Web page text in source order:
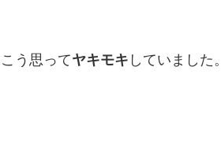
う思ってヤキモキ していました。